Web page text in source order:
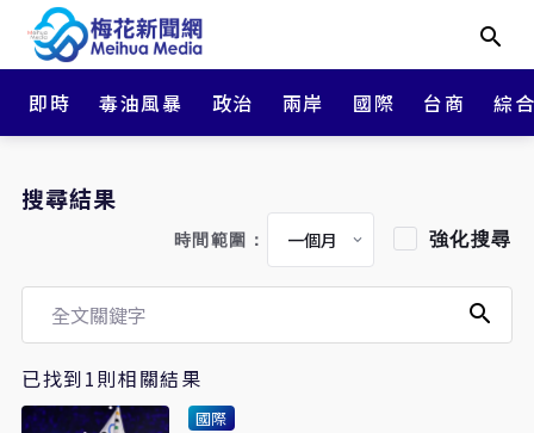
即時 毒油風暴 政治 兩岸 國際 台商 綜
搜尋結果
時間範圍： 強化搜尋
已找到1則相關結果
國際